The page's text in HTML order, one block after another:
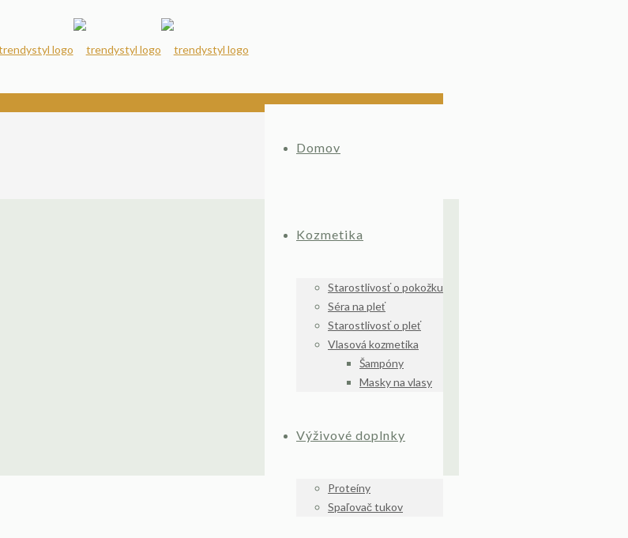
Domov
Kozmetika
Starostlivosť o pokožku
Séra na pleť
Starostlivosť o pleť
Vlasová kozmetika
Šampóny
Masky na vlasy
Výživové doplnky
Proteíny
Spaľovač tukov